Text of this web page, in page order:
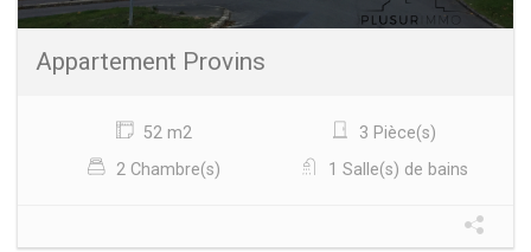
Appartement Provins
52 m2
3 Pièce(s)
2 Chambre(s)
1 Salle(s) de bains